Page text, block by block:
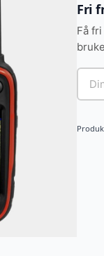
Fri
Få